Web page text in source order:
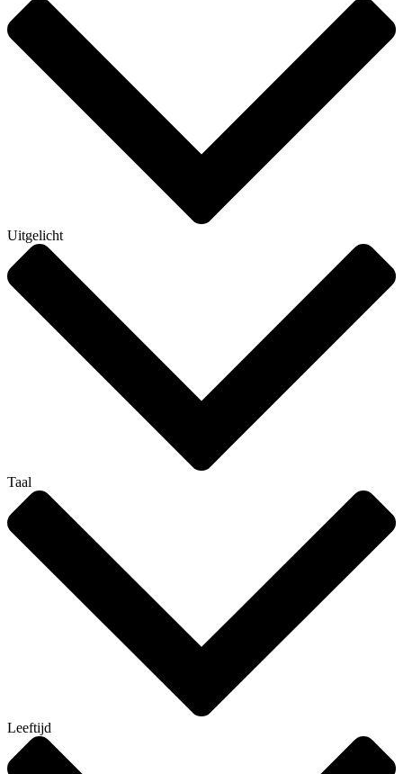
Uitgelicht
Taal
Leeftijd